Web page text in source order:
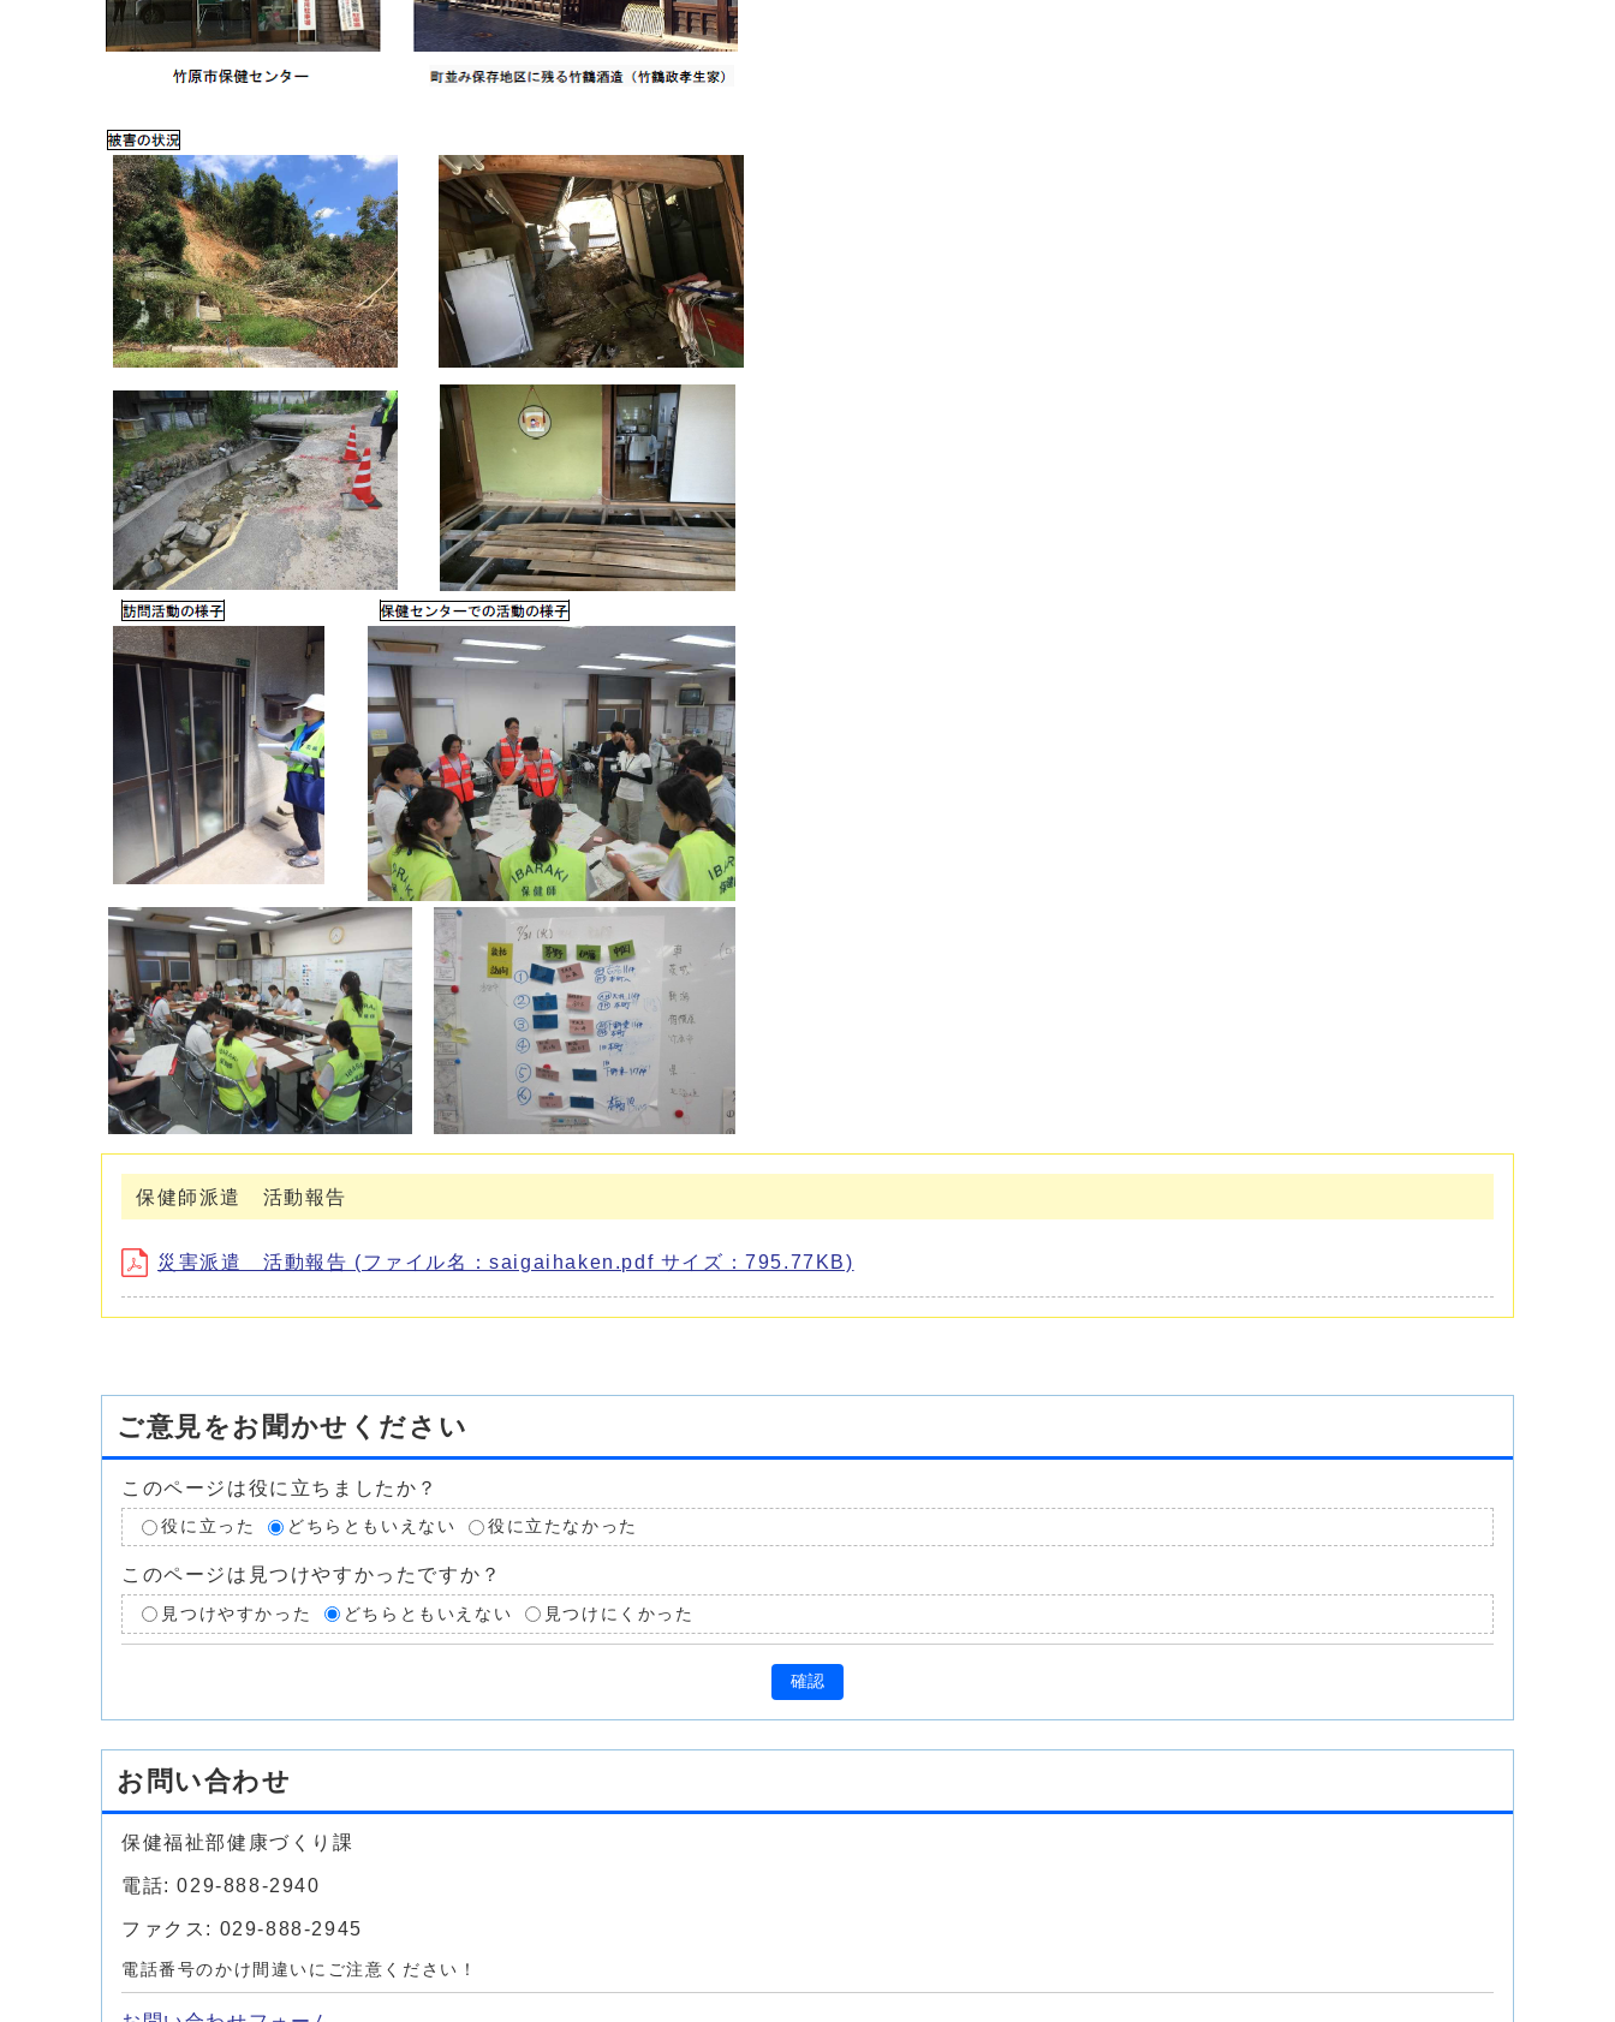
保健師派遣 活動報告
災害派遣 活動報告 (ファイル名：saigaihaken.pdf サイズ：795.77KB)
ご意見をお聞かせください
このページは役に立ちましたか？
役に立った どちらともいえない 役に立たなかった
このページは見つけやすかったですか？
見つけやすかった どちらともいえない 見つけにくかった
確認
お問い合わせ
保健福祉部健康づくり課
電話: 029-888-2940
ファクス: 029-888-2945
電話番号のかけ間違いにご注意ください！